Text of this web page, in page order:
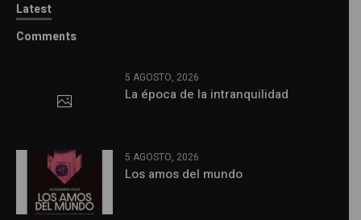
Latest
Comments
5 AGOSTO, 2026
La época de la intranquilidad
5 AGOSTO, 2026
Los amos del mundo